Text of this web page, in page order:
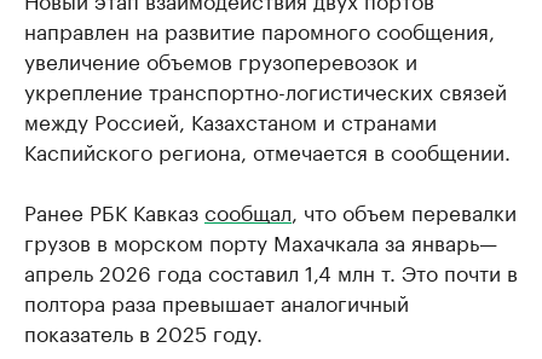
направлен на развитие паромного сообщения,
увеличение объемов грузоперевозок и
укрепление транспортно-логистических связей
между Россией, Казахстаном и странами
Каспийского региона, отмечается в сообщении.
Ранее РБК Кавказсообщал , что объем перевалки
грузов в морском порту Махачкала за январь—
апрель 2026 года составил 1,4 млн т. Это почти в
полтора раза превышает аналогичный
показатель в 2025 году.